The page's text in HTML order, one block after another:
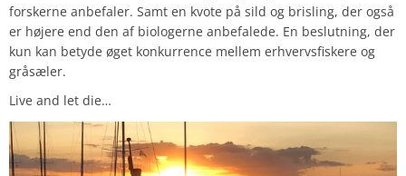
forskerne anbefaler. Samt en kvote på sild og brisling, der også
er højere end den af biologerne anbefalede. En beslutning, der
kun kan betyde øget konkurrence mellem erhvervsfiskere og
gråsæler.
Live and let die…